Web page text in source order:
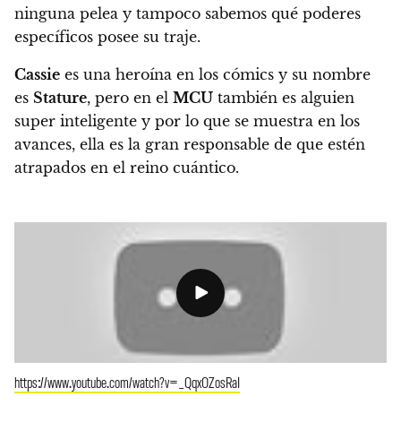
ninguna pelea y tampoco sabemos qué poderes
específicos posee su traje.
Cassie es una heroína en los cómics y su nombre
es Stature, pero en el MCU también es alguien
super inteligente y por lo que se muestra en los
avances, ella es la gran responsable de que estén
atrapados en el reino cuántico.
https://www.youtube.com/watch?v=_QqxOZosRaI